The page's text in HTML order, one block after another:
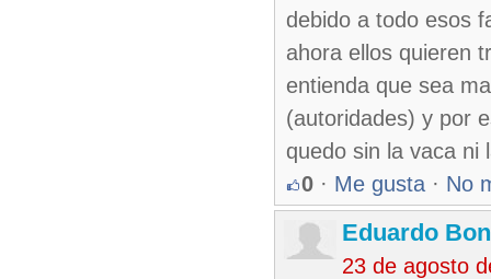
debido a todo esos
ahora ellos quieren
entienda que sea
(autoridades) y por
quedo sin la vaca ni
0 · Me gusta · No
Eduardo
23 de agosto